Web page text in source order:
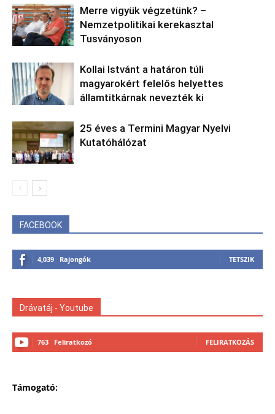
Merre vigyük végzetünk? –
Nemzetpolitikai kerekasztal
Tusványoson
Kollai Istvánt a határon túli
magyarokért felelős helyettes
államtitkárnak nevezték ki
25 éves a Termini Magyar Nyelvi
Kutatóhálózat
FACEBOOK
4,039 Rajongók TETSZIK
Drávatáj - Youtube
763 Feliratkozó FELIRATKOZÁS
Támogató: